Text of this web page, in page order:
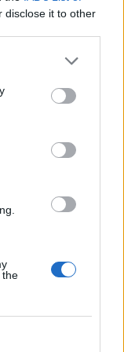
disclose it to other
the